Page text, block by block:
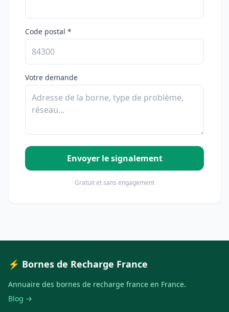
Code postal *
Votre demande
Envoyer le signalement
Gratuit et sans engagement
⚡ Bornes de Recharge France
Annuaire des bornes de recharge france en France.
Blog →